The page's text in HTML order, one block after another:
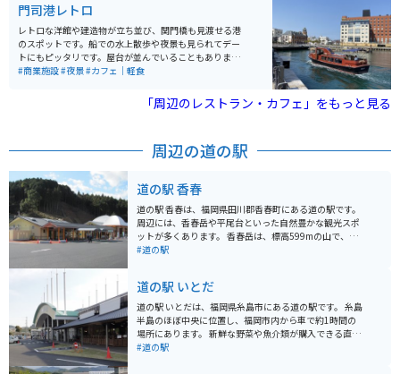
門司港レトロ
レトロな洋館や建造物が立ち並び、関門橋も見渡せる港
のスポットです。船での水上散歩や夜景も見られてデー
トにもピッタリです。屋台が並んでいることもありま
す。港としてはコンパクトにまとまっているので、気軽
#商業施設#夜景#カフェ｜軽食
「周辺のレストラン・カフェ」をもっと見る
周辺の道の駅
道の駅 香春
道の駅 香春は、福岡県田川郡香春町にある道の駅です。
周辺には、香春岳や平尾台といった自然豊かな観光スポ
ットが多くあります。 香春岳は、標高599mの山で、山
頂からは360度のパノラマが楽しめます。また、香春岳
えられる、広大なカルスト台地です。羊の群れのような
白い石灰岩が点在する風景は、一見の価値があります。
ハイキングコースも整備されているので、自然を満喫で
きます。 道の駅 香春では、地元で採れた新鮮な野菜や果
物が販売されているほか、香春町の特産品である「かわ
#道の駅
道の駅 いとだ
道の駅 いとだは、福岡県糸島市にある道の駅です。 糸島
半島のほぼ中央に位置し、福岡市内から車で約1時間の
場所にあります。 新鮮な野菜や魚介類が購入できる直売
所や、糸島グルメが堪能できるレストランが人気です。
#道の駅